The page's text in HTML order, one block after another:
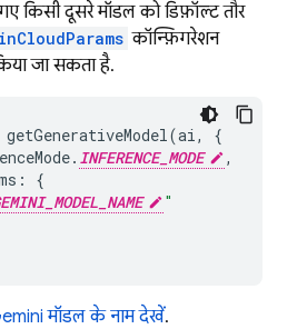
किसी दूसरे मॉडल को डिफ़ॉल्ट तौर
inCloudParams कॉन्फ़िगरेशन
जा सकता है.
getGenerativeModel(ai,
{
. INFERENCE_MODE
,
:
{
"
मॉडल के नाम देखें.